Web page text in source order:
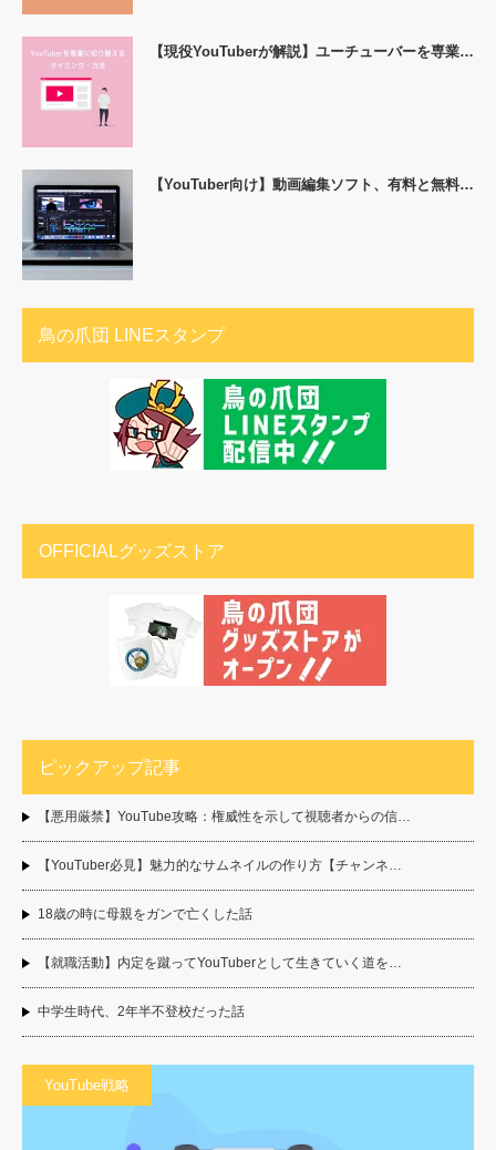
【現役YouTuberが解説】ユーチューバーを専業…
【YouTuber向け】動画編集ソフト、有料と無料…
鳥の爪団 LINEスタンプ
OFFICIALグッズストア
ピックアップ記事
【悪用厳禁】YouTube攻略：権威性を示して視聴者からの信…
【YouTuber必見】魅力的なサムネイルの作り方【チャンネ…
18歳の時に母親をガンで亡くした話
【就職活動】内定を蹴ってYouTuberとして生きていく道を…
中学生時代、2年半不登校だった話
YouTube戦略